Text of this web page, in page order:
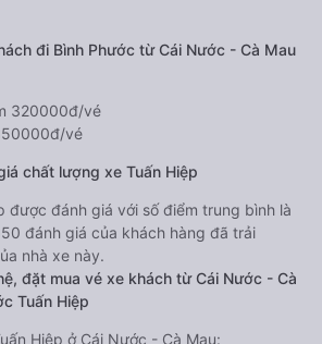
đi Bình Phước từ Cái Nước - Cà Mau
320000đ/vé
vé
chất lượng xe Tuấn Hiệp
được đánh giá với số điểm trung bình là
đánh giá của khách hàng đã trải
nhà xe này.
đặt mua vé xe khách từ Cái Nước - Cà
Tuấn Hiệp
Hiệp ở Cái Nước - Cà Mau: